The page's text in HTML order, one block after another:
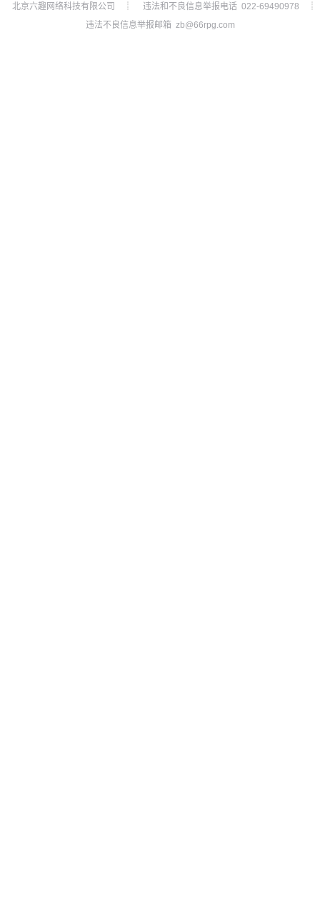
北京六趣网络科技有限公司
┊ 违法和不良信息举报电话 022-69490978
┊
违法不良信息举报邮箱 zb@66rpg.com